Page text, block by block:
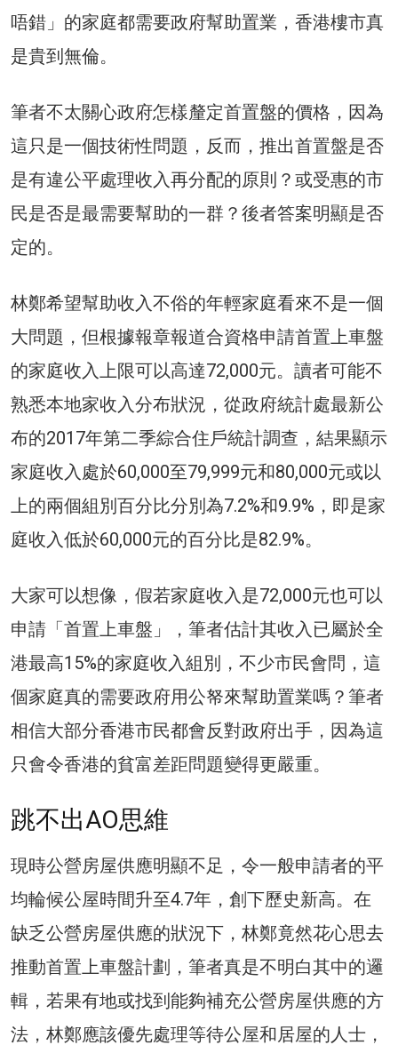
唔錯」的家庭都需要政府幫助置業，香港樓市真
是貴到無倫。
筆者不太關心政府怎樣釐定首置盤的價格，因為
這只是一個技術性問題，反而，推出首置盤是否
是有違公平處理收入再分配的原則？或受惠的市
民是否是最需要幫助的一群？後者答案明顯是否
定的。
林鄭希望幫助收入不俗的年輕家庭看來不是一個
大問題，但根據報章報道合資格申請首置上車盤
的家庭收入上限可以高達72,000元。讀者可能不
熟悉本地家收入分布狀況，從政府統計處最新公
布的2017年第二季綜合住戶統計調查，結果顯示
家庭收入處於60,000至79,999元和80,000元或以
上的兩個組別百分比分別為7.2%和9.9%，即是家
庭收入低於60,000元的百分比是82.9%。
大家可以想像，假若家庭收入是72,000元也可以
申請「首置上車盤」，筆者估計其收入已屬於全
港最高15%的家庭收入組別，不少市民會問，這
個家庭真的需要政府用公帑來幫助置業嗎？筆者
相信大部分香港市民都會反對政府出手，因為這
只會令香港的貧富差距問題變得更嚴重。
跳不出AO思維
現時公營房屋供應明顯不足，令一般申請者的平
均輪候公屋時間升至4.7年，創下歷史新高。在
缺乏公營房屋供應的狀況下，林鄭竟然花心思去
推動首置上車盤計劃，筆者真是不明白其中的邏
輯，若果有地或找到能夠補充公營房屋供應的方
法，林鄭應該優先處理等待公屋和居屋的人士，